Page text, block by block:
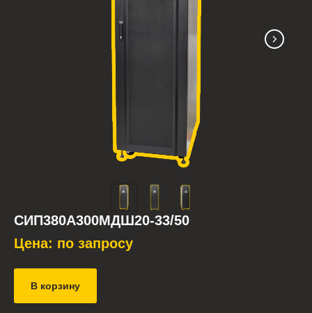
СИП380А500МДШ20-33/50
СИП380А600МДШ20-33/50
СИП380А800МДШ20-33/50
СИП380А1000МДШ20-33/50
СИП380А300МДШ20-33/50
Цена: по запросу
В корзину